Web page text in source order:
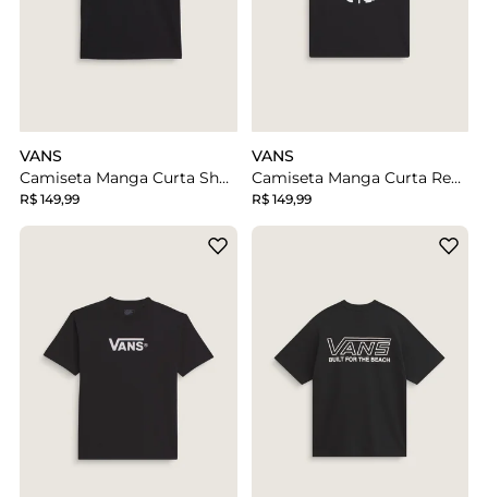
VANS
Camiseta Manga Curta Show Off Black
R$ 149,99
VANS
Camiseta Manga Curta Representative Black
R$ 149,99